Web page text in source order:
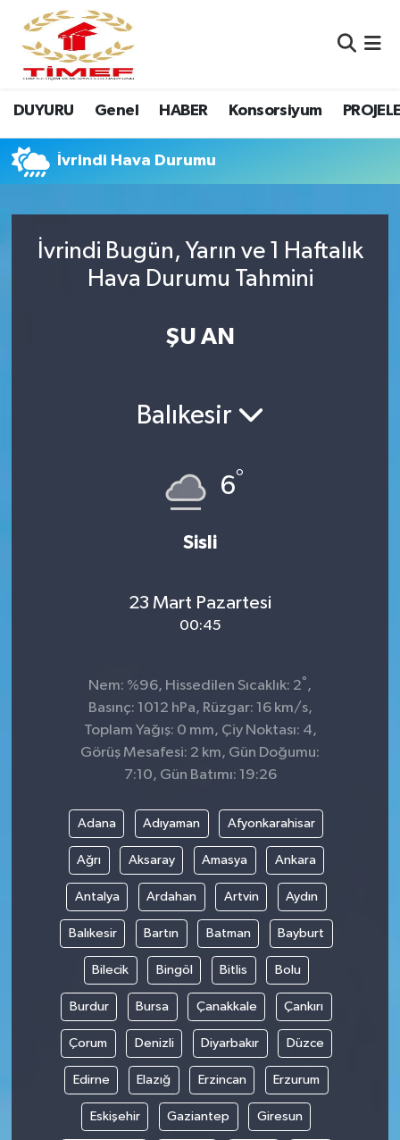
DUYURU Genel HABER Konsorsiyum
İvrindi Hava Durumu
İvrindi Bugün, Yarın ve 1 Haftalık
Hava Durumu Tahmini
ŞU AN
Balıkesir
6°
Sisli
23 Mart Pazartesi
00:45
Nem: %96, Hissedilen Sıcaklık: 2° ,
Basınç: 1012 hPa, Rüzgar: 16 km/s,
Toplam Yağış: 0 mm, Çiy Noktası: 4,
Görüş Mesafesi: 2 km, Gün Doğumu:
7:10, Gün Batımı: 19:26
Adana Adıyaman Afyonkarahisar
Ağrı Aksaray Amasya Ankara
Antalya Ardahan Artvin Aydın
Balıkesir Bartın Batman Bayburt
Bilecik Bingöl Bitlis Bolu
Burdur Bursa Çanakkale Çankırı
Çorum Denizli Diyarbakır Düzce
Edirne Elazığ Erzincan Erzurum
Eskişehir Gaziantep Giresun
Anasayfa Kutu
Anasayfa Manşet
Canlı Yayın
Erasmus
Nöbetçi Eczaneler
Hava Durumu
Namaz Vakitleri
Süper Lig Puan Durumu ve Fikstür
Son Dakika Haberleri